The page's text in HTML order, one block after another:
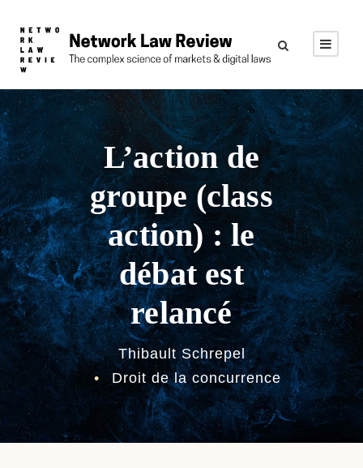
L’action de
groupe (class
action) : le
débat est
relancé
Thibault Schrepel
•
Droit de la concurrence